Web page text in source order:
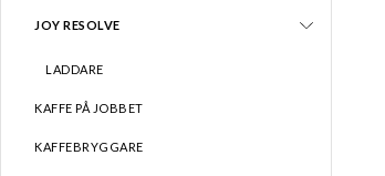
JOY RESOLVE
LADDARE
KAFFE PÅ JOBBET
KAFFEBRYGGARE